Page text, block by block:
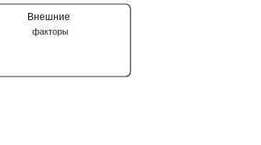
Внешние
факторы